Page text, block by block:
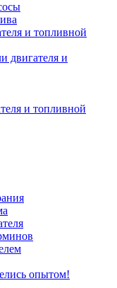
и топливной
двигателя и
и топливной
опытом!